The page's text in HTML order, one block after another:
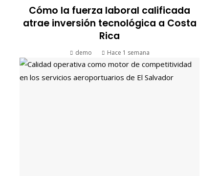
Cómo la fuerza laboral calificada
atrae inversión tecnológica a Costa
Rica
demo Hace 1 semana